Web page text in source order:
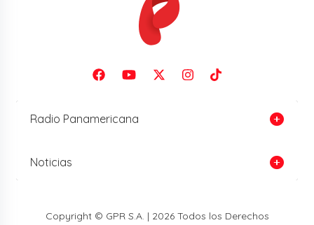
Radio Panamericana
Noticias
Copyright © GPR S.A. | 2026 Todos los Derechos